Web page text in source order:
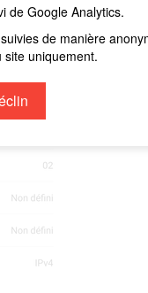
de Google Analytics.
de manière
site uniquement.